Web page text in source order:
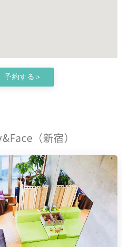
予約する＞
（新宿）